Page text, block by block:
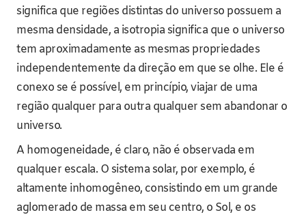
significa que regiões distintas do universo possuem a
mesma densidade, a isotropia significa que o universo
tem aproximadamente as mesmas propriedades
independentemente da direção em que se olhe. Ele é
conexo se é possível, em princípio, viajar de uma
região qualquer para outra qualquer sem abandonar o
universo.
A homogeneidade, é claro, não é observada em
qualquer escala. O sistema solar, por exemplo, é
altamente inhomogêneo, consistindo em um grande
aglomerado de massa em seu centro, o Sol, e os